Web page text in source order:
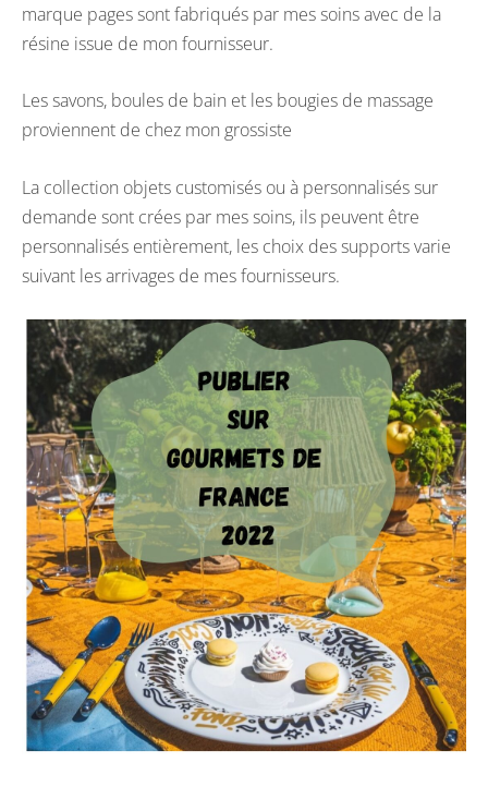
marque pages sont fabriqués par mes soins avec de la
résine issue de mon fournisseur.
Les savons, boules de bain et les bougies de massage
proviennent de chez mon grossiste
La collection objets customisés ou à personnalisés sur
demande sont crées par mes soins, ils peuvent être
personnalisés entièrement, les choix des supports varie
suivant les arrivages de mes fournisseurs.